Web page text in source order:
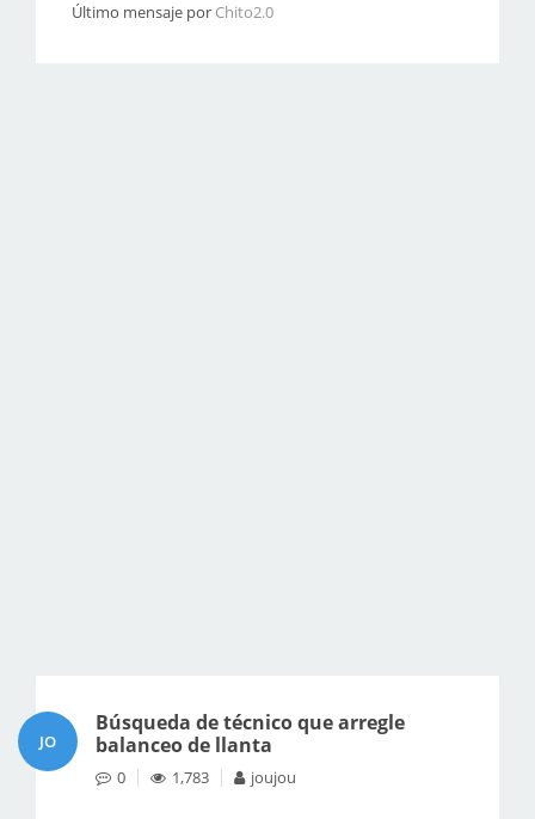
Último mensaje por Chito2.0
JO
Búsqueda de técnico que arregle
balanceo de llanta
0 1,783 joujou